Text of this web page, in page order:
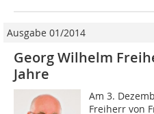
Ausgabe 01/2014
Georg Wilhelm
Jahre
Am 3.
Freiherr von